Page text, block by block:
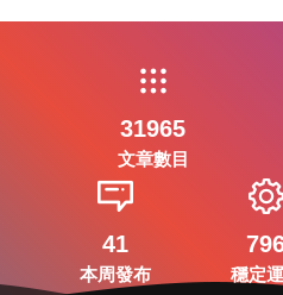
31965
文章數目
41
本周發布 穩定